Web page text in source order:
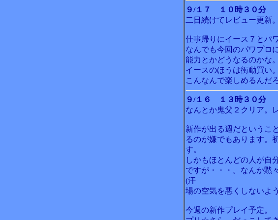
９/１７ １０時３０分
二日続けてレビュー更新
仕事帰りにイース７とパ
なんでも今回のパワプロ
能力とかどうなるのかな
イースのほうは衝動買い
こんなんで楽しめるんだ
９/１６ １３時３０分
なんとか鬼父２クリア。
新作が出る週だというこ
るのが嫌でもあります。
す。
しかもほとんどの人が自
ですが・・・。なんか黙
(汗
場の空気を悪くしないよ
今週の新作プレイ予定。